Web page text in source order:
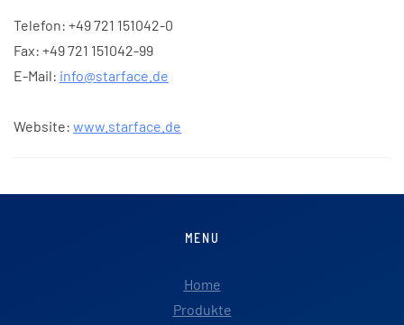
Telefon: +49 721 151042-0
Fax: +49 721 151042-99
E-Mail: info@starface.de
Website: www.starface.de
MENU
Home
Produkte